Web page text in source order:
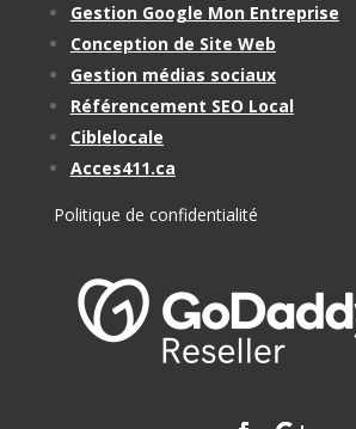
Gestion Google Mon Entreprise
Conception de Site Web
Gestion médias sociaux
Référencement SEO Local
Ciblelocale
Acces411.ca
Politique de confidentialité